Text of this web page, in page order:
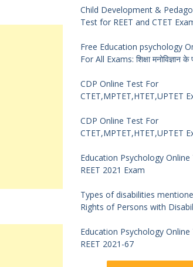
Child Development &
Test for REET and CTET
Free Education psychology
For All Exams: शिक्षा मनोविज्ञान के
CDP Online Test For
CTET,MPTET,HTET,UPTET
CDP Online Test For
CTET,MPTET,HTET,UPTET
Education Psychology
REET 2021 Exam
Types of disabilities
Rights of Persons with
Education Psychology
REET 2021-67